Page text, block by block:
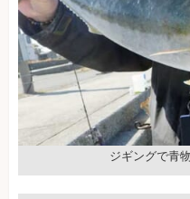
ジギングで青